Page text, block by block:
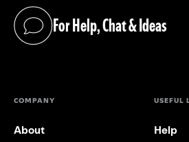
For Help, Chat & Ideas
(opens in a new tab)
COMPANY
About
USEFUL
Help